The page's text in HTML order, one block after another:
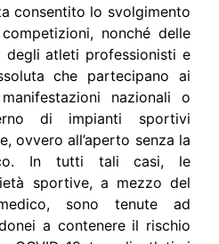
consentito lo svolgimento
nonché delle
degli atleti professionisti e
che partecipano ai
nazionali o
di impianti sportivi
ovvero all’aperto senza la
In tutti tali casi, le
sportive, a mezzo del
sono tenute ad
a contenere il rischio